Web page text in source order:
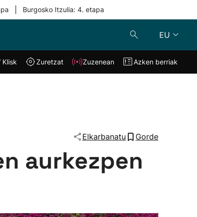
Burgosko Itzulia: 4. etapa
EU
Klisk Zuzenean
Klisk Zuretzat Zuzenean Azken berriak
Elkarbanatu Gorde
aurkezpen